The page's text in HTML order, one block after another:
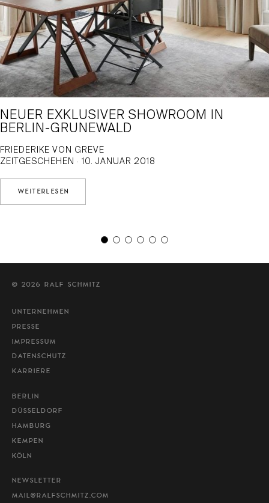
NEUER EXKLUSIVER SHOWROOM IN
BERLIN-GRUNEWALD
FRIEDERIKE VON GREVE
ZEITGESCHEHEN · 10. JANUAR 2018
WEITERLESEN
© 2026 RALF SCHMITZ
UNTERNEHMEN
PRESSE
IMPRESSUM
DATENSCHUTZ
KARRIERE
BERLIN
DÜSSELDORF
HAMBURG
KEMPEN
KÖLN
NEWSLETTER
MAIL@RALFSCHMITZ.COM